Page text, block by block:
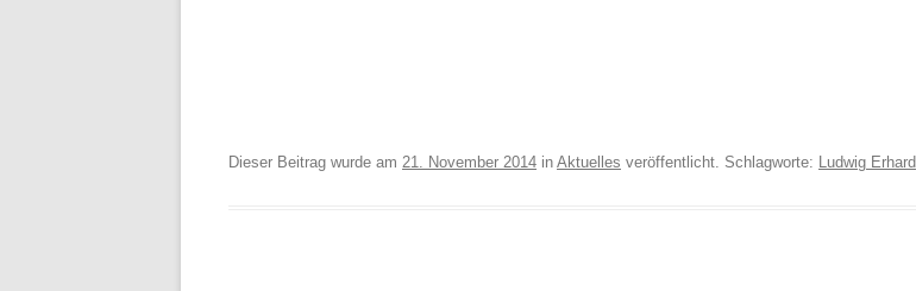
Dieser Beitrag wurde am 21. November 2014 in Aktuelles veröffentlicht. Schlagworte: Ludwig Erhard